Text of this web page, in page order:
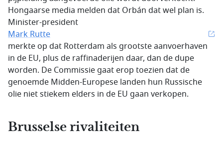
Hongaarse media melden dat Orbán dat wel plan is.
Minister-president
Mark Rutte
merkte op dat Rotterdam als grootste aanvoerhaven
in de EU, plus de raffinaderijen daar, dan de dupe
worden. De Commissie gaat erop toezien dat de
genoemde Midden-Europese landen hun Russische
olie niet stiekem elders in de EU gaan verkopen.
Brusselse rivaliteiten